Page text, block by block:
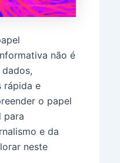
não é
rápida e
o papel
para
e da
neste